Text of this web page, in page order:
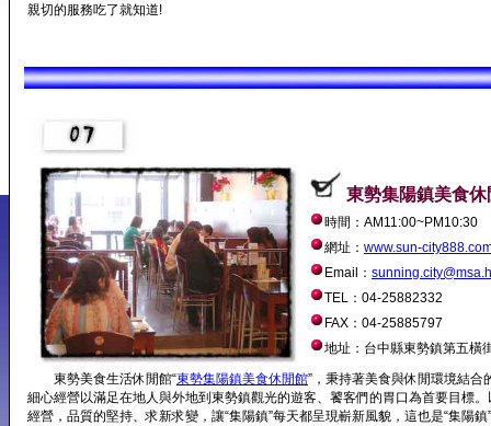
親切的服務吃了就知道!
東勢集陽鎮美食休
時間：AM11:00~PM10:30
網址： www.sun-
Email：
TEL：04-25882332
FAX：04-25885797
地址：台中縣東勢鎮第五橫
東勢美食生活休閒館“東勢集陽鎮美食休閒館”，秉持著美食與休閒環境結合
細心經營以滿足在地人與外地到東勢鎮觀光的遊客、饕客們的胃口為首要目標
經營，品質的堅持、求新求變，讓“集陽鎮”每天都呈現嶄新風貌，這也是“集陽鎮